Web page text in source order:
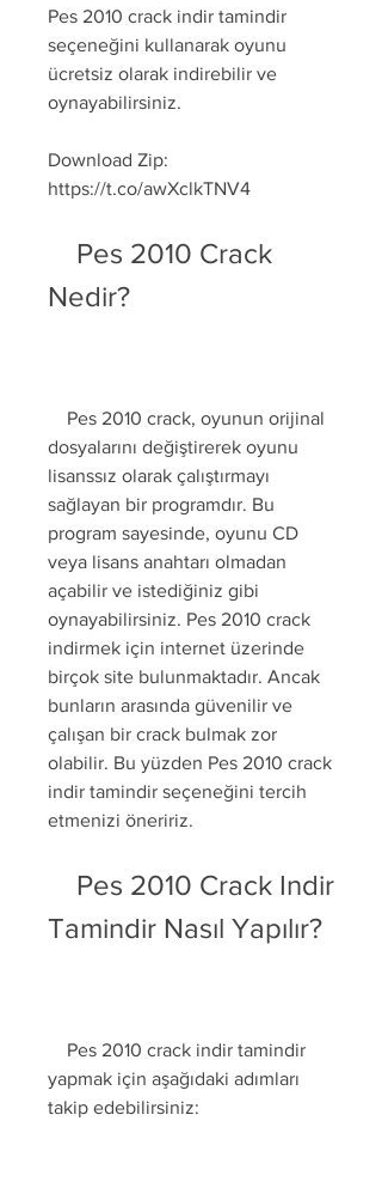
Pes 2010 crack indir tamindir
seçeneğini kullanarak oyunu
ücretsiz olarak indirebilir ve
oynayabilirsiniz.
Download Zip:
https://t.co/awXclkTNV4
Nedir?
dosyalarını değiştirerek oyunu
lisanssız olarak çalıştırmayı
sağlayan bir programdır. Bu
program sayesinde, oyunu CD
veya lisans anahtarı olmadan
açabilir ve istediğiniz gibi
oynayabilirsiniz. Pes 2010 crack
indirmek için internet üzerinde
birçok site bulunmaktadır. Ancak
bunların arasında güvenilir ve
çalışan bir crack bulmak zor
olabilir. Bu yüzden Pes 2010 crack
indir tamindir seçeneğini tercih
etmenizi öneririz.
Tamindir Nasıl Yapılır?
yapmak için aşağıdaki adımları
takip edebilirsiniz: